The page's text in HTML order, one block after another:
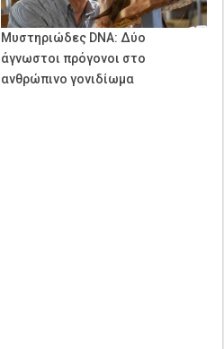
Μυστηριώδες DNA: Δύο
άγνωστοι πρόγονοι στο
ανθρώπινο γονιδίωμα